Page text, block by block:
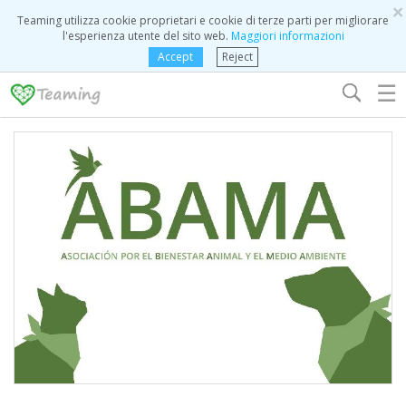
×
Teaming utilizza cookie proprietari e cookie di terze parti per migliorare
l'esperienza utente del sito web. Maggiori informazioni
Accept
Reject
☰